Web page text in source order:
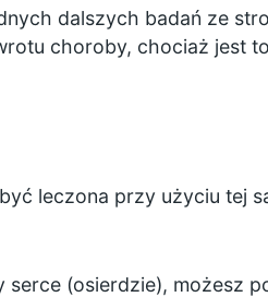
dalszych badań ze
choroby, chociaż jest
leczona przy użyciu tej
(osierdzie), możesz